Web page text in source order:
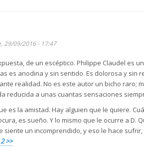
29/09/2016 - 17:47
de un escéptico. Philippe Claudel es
es anodina y sin sentido. Es dolorosa y sin
realidad. No es este autor un bicho raro;
reducida a unas cuantas sensaciones
es la amistad. Hay alguien que le quiere.
es sueño. Y lo mismo que le ocurre a D.
siente un incomprendido, y eso le hace
>>